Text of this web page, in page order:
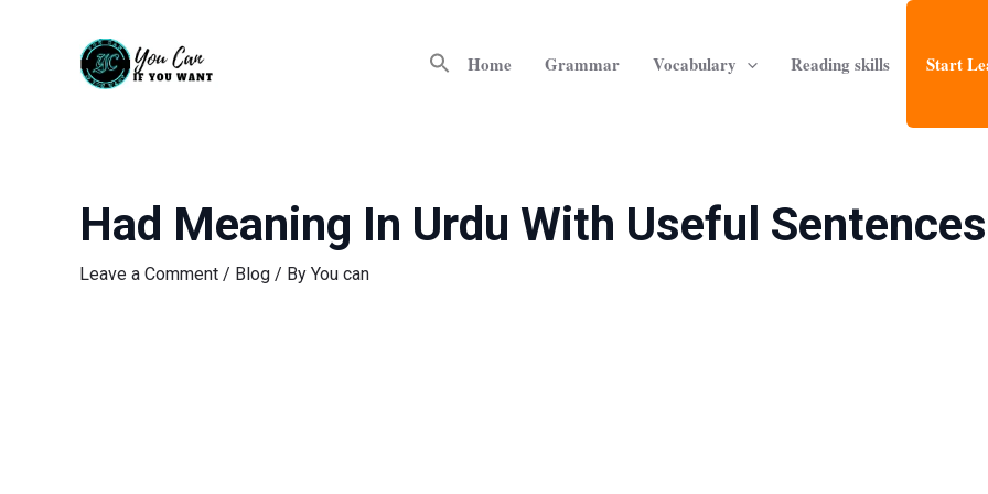
Home Grammar Vocabulary Reading skills Start
Had Meaning In Urdu With Useful Sentences
Leave a Comment / Blog / By You can
navigation